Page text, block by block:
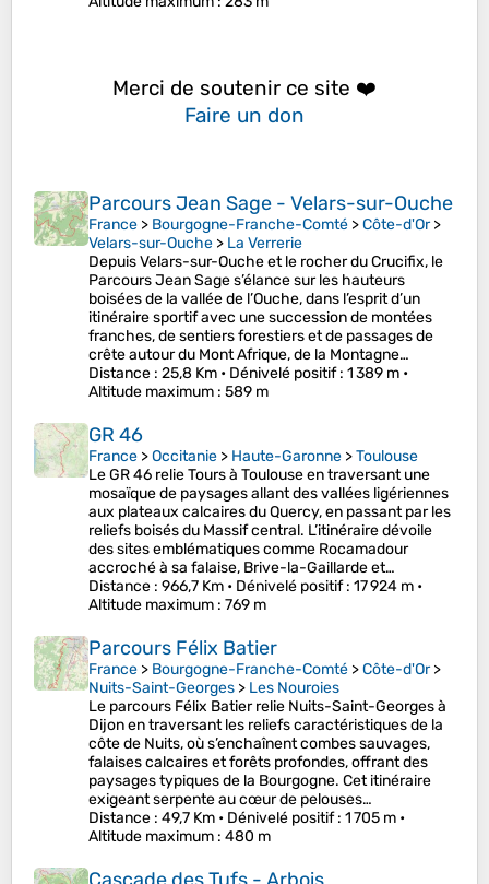
Merci de soutenir ce site ❤️
Faire un don
Parcours Jean Sage - Velars-sur-Ouche
France > Bourgogne-Franche-Comté >Côte-d'Or>
Velars-sur-Ouche > La Verrerie
Depuis Velars-sur-Ouche et le rocher du Crucifix, le
Parcours Jean Sage s’élance sur les hauteurs
boisées de la vallée de l’Ouche, dans l’esprit d’un
itinéraire sportif avec une succession de montées
franches, de sentiers forestiers et de passages de
crête autour du Mont Afrique, de la Montagne…
Distance : 25,8 Km • Dénivelé positif: 1 389 m •
Altitude maximum : 589 m
GR 46
France >Occitanie > Haute-Garonne >Toulouse
Le GR 46 relie Tours à Toulouse en traversant une
mosaïque de paysages allant des vallées ligériennes
aux plateaux calcaires du Quercy, en passant par les
reliefs boisés du Massif central. L’itinéraire dévoile
des sites emblématiques comme Rocamadour
accroché à sa falaise, Brive-la-Gaillarde et…
Distance : 966,7 Km • Dénivelé positif: 17 924 m •
Altitude maximum : 769 m
Parcours Félix Batier
France > Bourgogne-Franche-Comté >Côte-d'Or>
Nuits-Saint-Georges > Les Nouroies
Le parcours Félix Batier relie Nuits-Saint-Georges à
Dijon en traversant les reliefs caractéristiques de la
côte de Nuits, où s’enchaînent combes sauvages,
falaises calcaires et forêts profondes, offrant des
paysages typiques de la Bourgogne. Cet itinéraire
exigeant serpente au cœur de pelouses…
Distance : 49,7 Km • Dénivelé positif: 1 705 m •
Altitude maximum : 480 m